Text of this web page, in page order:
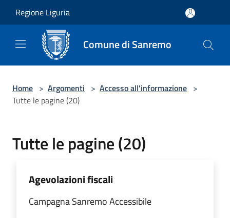
Regione Liguria
Comune di Sanremo
Home > Argomenti > Accesso all'informazione >
Tutte le pagine (20)
Tutte le pagine (20)
Agevolazioni fiscali
Campagna Sanremo Accessibile